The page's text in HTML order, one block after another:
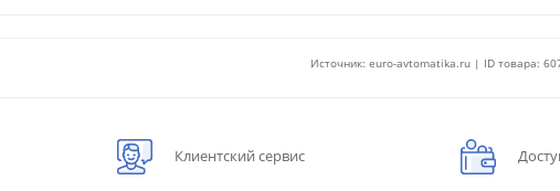
Источник: euro-avtomatika.ru | ID товара:
Клиентский сервис